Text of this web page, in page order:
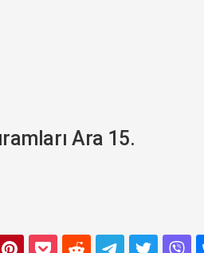
Ara 15.